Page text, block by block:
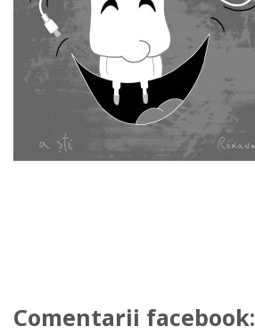
Comentarii facebook: